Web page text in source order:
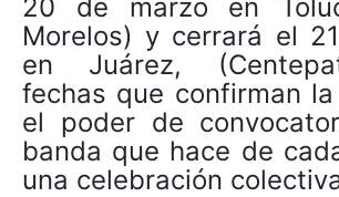
20 de marzo en
Morelos) y cerrará el
en Juárez,
fechas que confirman
el poder de
banda que hace de
una celebración